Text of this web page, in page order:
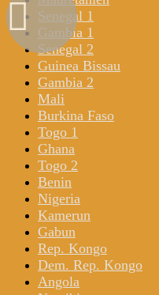
Senegal 1
Gambia 1
Senegal 2
Guinea Bissau
Gambia 2
Mali
Burkina Faso
Togo 1
Ghana
Togo 2
Benin
Nigeria
Kamerun
Gabun
Rep. Kongo
Dem. Rep. Kongo
Angola